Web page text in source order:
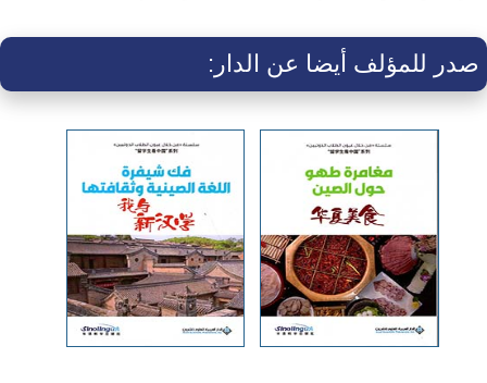
صدر للمؤلف أيضا عن الدار: